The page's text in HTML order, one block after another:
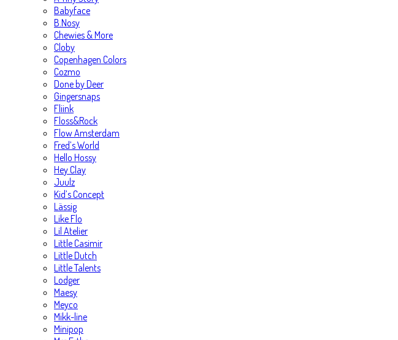
Babyface
B.Nosy
Chewies & More
Cloby
Copenhagen Colors
Cozmo
Done by Deer
Gingersnaps
Fliink
Floss&Rock
Flow Amsterdam
Fred’s World
Hello Hossy
Hey Clay
Juulz
Kid’s Concept
Lässig
Like Flo
Lil Atelier
Little Casimir
Little Dutch
Little Talents
Lodger
Maesy
Meyco
Mikk-line
Minipop